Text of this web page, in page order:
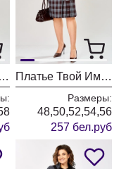
Платье Твой Имидж 2462 пудровый с принтом Платье Твой Имидж 2413 шоколадный в клетку
Размеры:
48,50,52,54,56
257 бел.руб